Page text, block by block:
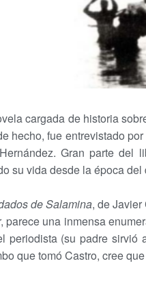
cargada de historia
hecho, fue entrevistado
Gran parte
su vida desde la época
de Salamina, de Javier
parece una inmensa
(su padre
que tomó Castro, cree